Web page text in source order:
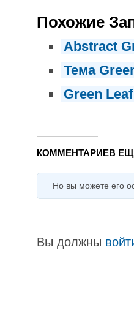
Похожие
Abstract
Тема
Green
КОММЕНТАРИЕВ
Но вы можете его
Вы должны